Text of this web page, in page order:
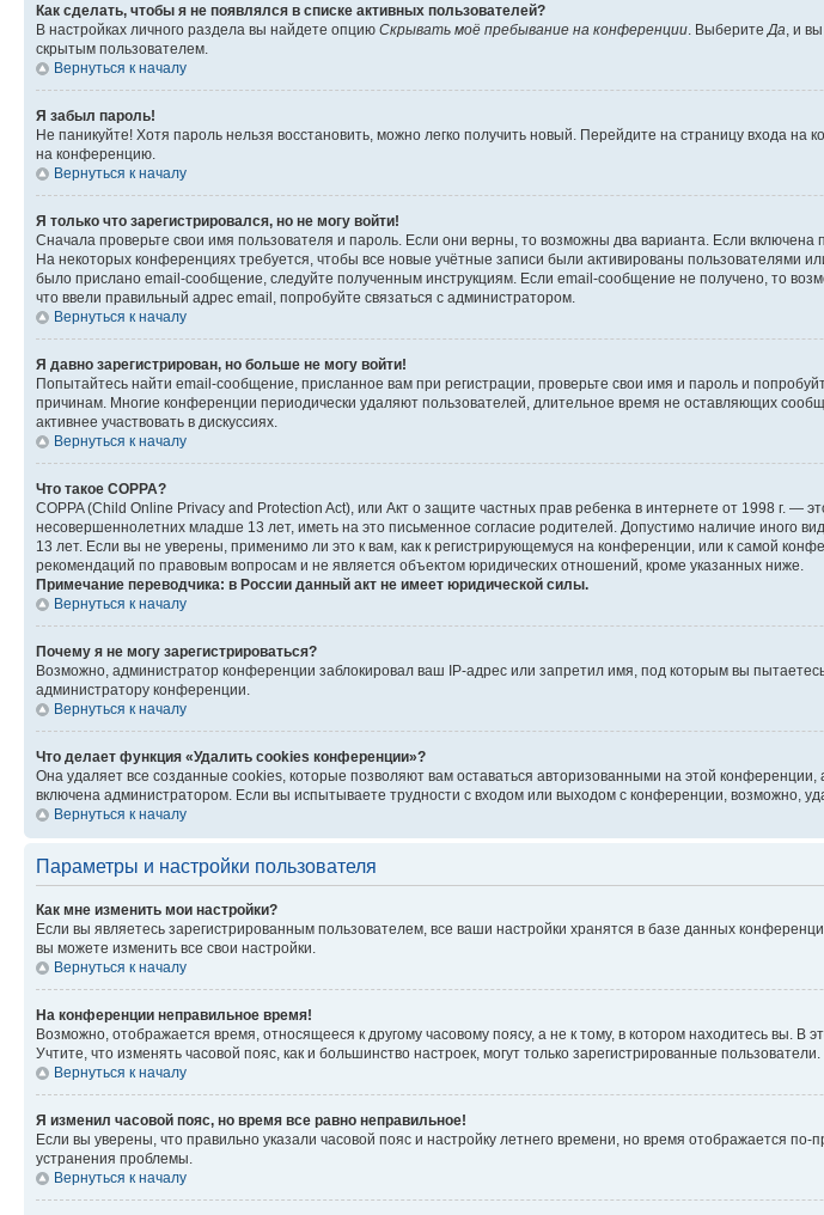
Как сделать, чтобы я не появлялся в списке активных пользователей?
В настройках личного раздела вы найдете опцию Скрывать моё пребывание на конференции . Выберите Да , и
скрытым пользователем.
Вернуться к началу
Я забыл пароль!
Не паникуйте! Хотя пароль нельзя восстановить, можно легко получить новый. Перейдите на страницу входа на
на конференцию.
Вернуться к началу
Я только что зарегистрировался, но не могу войти!
Сначала проверьте свои имя пользователя и пароль. Если они верны, то возможны два варианта. Если
На некоторых конференциях требуется, чтобы все новые учётные записи были активированы пользователями
было прислано email-сообщение, следуйте полученным инструкциям. Если email-сообщение не получено, то
что ввели правильный адрес email, попробуйте связаться с администратором.
Вернуться к началу
Я давно зарегистрирован, но больше не могу войти!
Попытайтесь найти email-сообщение, присланное вам при регистрации, проверьте свои имя и пароль и
причинам. Многие конференции периодически удаляют пользователей, длительное время не оставляющих
активнее участвовать в дискуссиях.
Вернуться к началу
Что такое COPPA?
COPPA (Child Online Privacy and Protection Act), или Акт о защите частных прав ребенка в интернете от 1998 г.
несовершеннолетних младше 13 лет, иметь на это письменное согласие родителей. Допустимо наличие
13 лет. Если вы не уверены, применимо ли это к вам, как к регистрирующемуся на конференции, или к самой
рекомендаций по правовым вопросам и не является объектом юридических отношений, кроме указанных ниже.
Примечание переводчика: в России данный акт не имеет юридической силы.
Вернуться к началу
Почему я не могу зарегистрироваться?
Возможно, администратор конференции заблокировал ваш IP-адрес или запретил имя, под которым вы
администратору конференции.
Вернуться к началу
Что делает функция «Удалить cookies конференции»?
Она удаляет все созданные cookies, которые позволяют вам оставаться авторизованными на этой
включена администратором. Если вы испытываете трудности с входом или выходом с конференции, возможно,
Вернуться к началу
Параметры и настройки пользователя
Как мне изменить мои настройки?
Если вы являетесь зарегистрированным пользователем, все ваши настройки хранятся в базе данных
вы можете изменить все свои настройки.
Вернуться к началу
На конференции неправильное время!
Возможно, отображается время, относящееся к другому часовому поясу, а не к тому, в котором находитесь вы. В
Учтите, что изменять часовой пояс, как и большинство настроек, могут только зарегистрированные
Вернуться к началу
Я изменил часовой пояс, но время все равно неправильное!
Если вы уверены, что правильно указали часовой пояс и настройку летнего времени, но время отображается
устранения проблемы.
Вернуться к началу